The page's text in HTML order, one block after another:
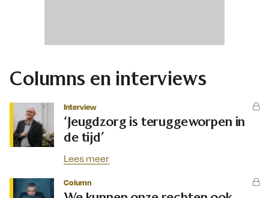
Columns en interviews
Interview
‘Jeugdzorg is teruggeworpen in
de tijd’
Lees meer
Column